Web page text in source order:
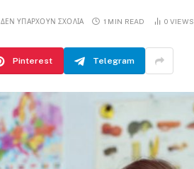
ΔΕΝ ΥΠΆΡΧΟΥΝ ΣΧΌΛΙΑ 1 MIN READ 0 VIEWS
Pinterest Telegram